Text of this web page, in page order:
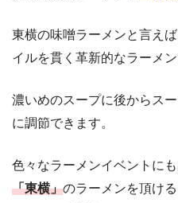
東横の味噌ラーメンと言え
イルを貫く革新的なラーメン
濃いめのスープに後からス
に調節できます。
色々なラーメンイベントに
「東横」のラーメンを頂ける